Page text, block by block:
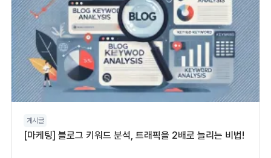
게시글
[마케팅] 블로그 키워드 분석, 트래픽을 2배로 늘리는 비법!